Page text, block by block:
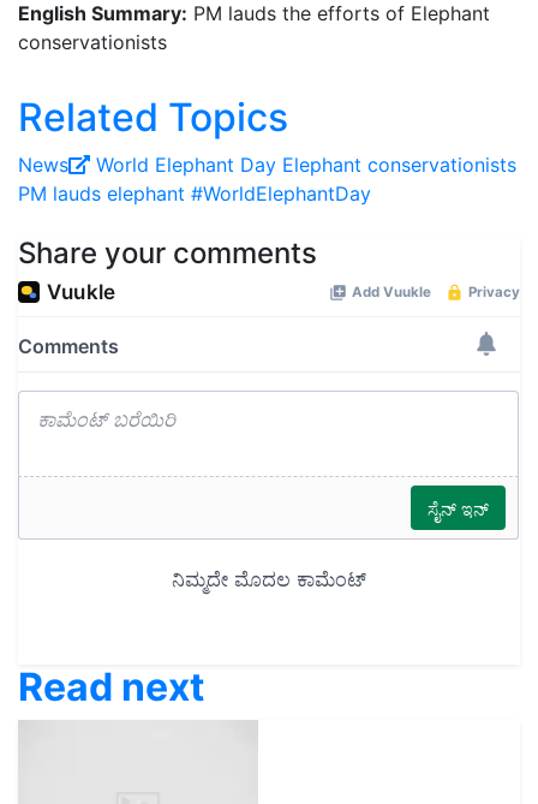
English Summary: PM lauds the efforts of Elephant
conservationists
Related Topics
News World Elephant Day Elephant conservationists
PM lauds elephant #WorldElephantDay
Share your comments
Read next